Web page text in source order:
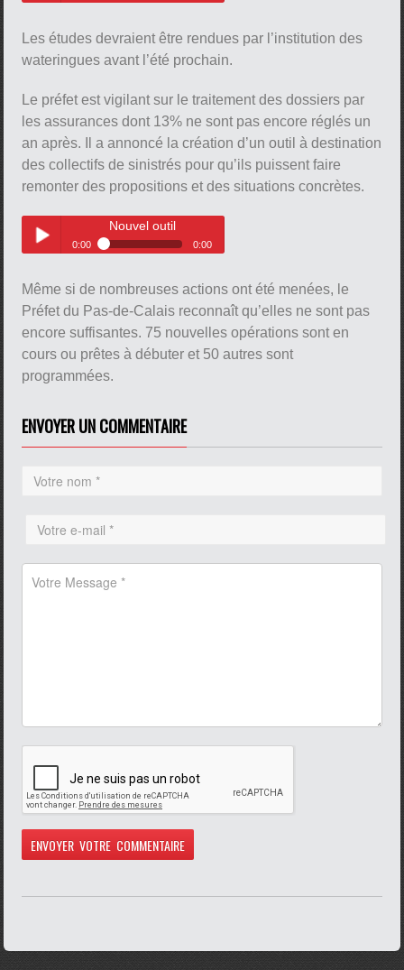
Play /
pause
Les études devraient être rendues par l’institution des
wateringues avant l’été prochain.
Le préfet est vigilant sur le traitement des dossiers par
les assurances dont 13% ne sont pas encore réglés un
an après. Il a annoncé la création d’un outil à destination
des collectifs de sinistrés pour qu’ils puissent faire
remonter des propositions et des situations concrètes.
Play /
pause
Nouvel outil
0:00 0:00
Même si de nombreuses actions ont été menées, le
Préfet du Pas-de-Calais reconnaît qu’elles ne sont pas
encore suffisantes. 75 nouvelles opérations sont en
cours ou prêtes à débuter et 50 autres sont
programmées.
ENVOYER UN COMMENTAIRE